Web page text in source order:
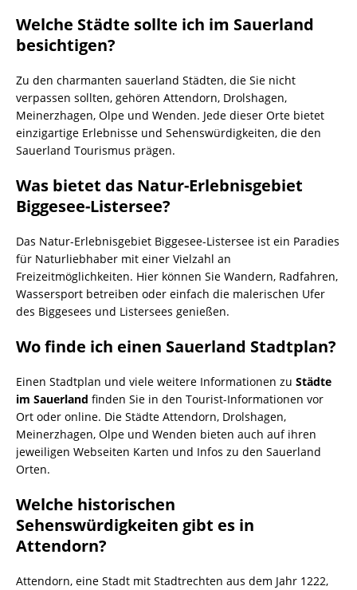
Welche Städte sollte ich im Sauerland
besichtigen?
Zu den charmanten sauerland Städten, die Sie nicht
verpassen sollten, gehören Attendorn, Drolshagen,
Meinerzhagen, Olpe und Wenden. Jede dieser Orte bietet
einzigartige Erlebnisse und Sehenswürdigkeiten, die den
Sauerland Tourismus prägen.
Was bietet das Natur-Erlebnisgebiet
Biggesee-Listersee?
Das Natur-Erlebnisgebiet Biggesee-Listersee ist ein Paradies
für Naturliebhaber mit einer Vielzahl an
Freizeitmöglichkeiten. Hier können Sie Wandern, Radfahren,
Wassersport betreiben oder einfach die malerischen Ufer
des Biggesees und Listersees genießen.
Wo finde ich einen Sauerland Stadtplan?
Einen Stadtplan und viele weitere Informationen zu Städte
im Sauerland finden Sie in den Tourist-Informationen vor
Ort oder online. Die Städte Attendorn, Drolshagen,
Meinerzhagen, Olpe und Wenden bieten auch auf ihren
jeweiligen Webseiten Karten und Infos zu den Sauerland
Orten.
Welche historischen
Sehenswürdigkeiten gibt es in
Attendorn?
Attendorn, eine Stadt mit Stadtrechten aus dem Jahr 1222,